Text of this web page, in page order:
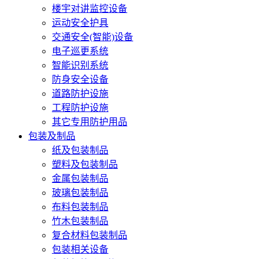
楼宇对讲监控设备
运动安全护具
交通安全(智能)设备
电子巡更系统
智能识别系统
防身安全设备
道路防护设施
工程防护设施
其它专用防护用品
包装及制品
纸及包装制品
塑料及包装制品
金属包装制品
玻璃包装制品
布料包装制品
竹木包装制品
复合材料包装制品
包装相关设备